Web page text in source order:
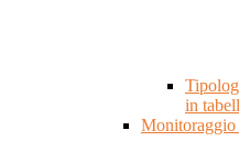
in
Monitoraggio